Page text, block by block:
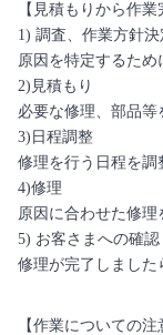
【見積もりから作業
1) 調査、作業方針決
原因を特定するため
2)見積もり
必要な修理、部品等
3)日程調整
修理を行う日程を調
4)修理
原因に合わせた修理
5) お客さまへの確認
修理が完了しました
【作業についての注